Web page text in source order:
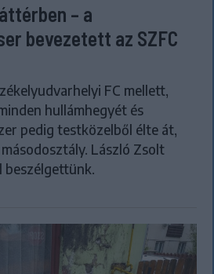
– a
bevezetett az SZFC
FC mellett,
hullámhegyét és
pedig testközelből élte át,
László Zsolt
beszélgettünk.